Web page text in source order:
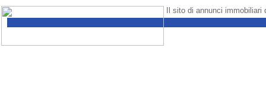
Il sito di annunci immobiliari